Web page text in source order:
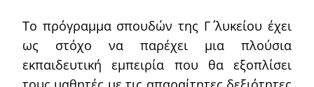
Το πρόγραμμα σπουδών της Γ΄ λυκείου έχει
ως στόχο να παρέχει μια πλούσια
εκπαιδευτική εμπειρία που θα εξοπλίσει